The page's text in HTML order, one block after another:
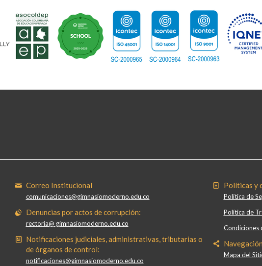
Correo Institucional
comunicaciones@gimnasiomoderno.edu.co
Denuncias por actos de corrupción:
rectoria@ gimnasiomoderno.edu.co
Notificaciones judiciales, administrativas, tributarias o
de órganos de control:
notificaciones@gimnasiomoderno.edu.co
Políticas y
Política de
Política de
Condiciones
Mapa del